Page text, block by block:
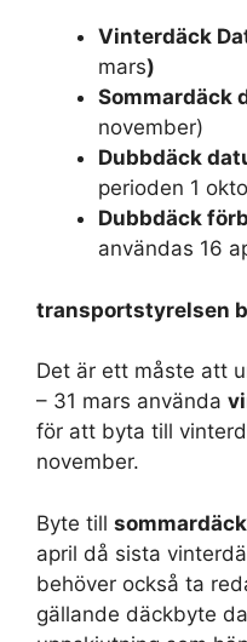
Vinterdäck
mars)
Sommardäck
november)
Dubbdäck
perioden 1
Dubbdäck
användas 16
transportstyrelsen
Det är ett måste att
– 31 mars använda
för att byta till
november.
Byte till sommardäck
april då sista
behöver också ta
gällande däckbyte